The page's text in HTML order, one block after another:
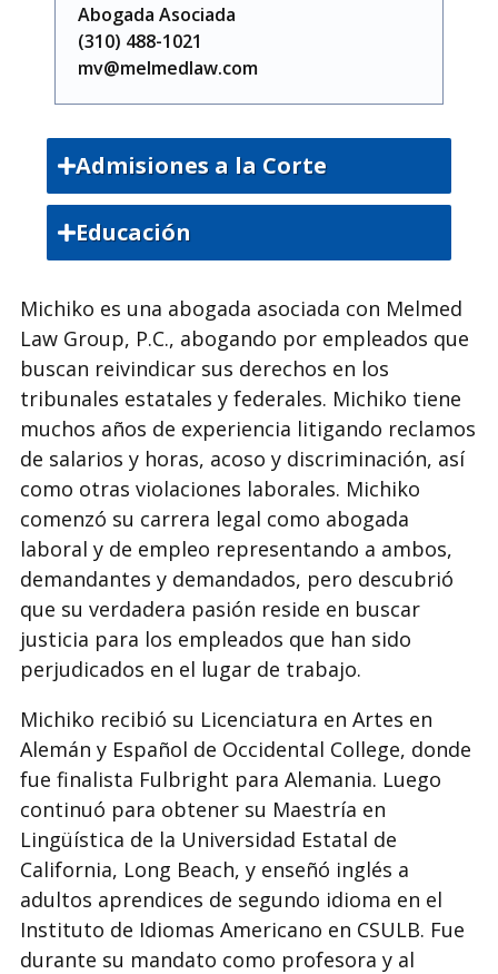
Abogada Asociada
(310) 488-1021
mv@melmedlaw.com
Admisiones a la Corte
State Bar of California
Educación
California State Long Beach, Master's
Degree
Trinity Law School, Juris Doctor
Michiko es una abogada asociada con Melmed
Law Group, P.C., abogando por empleados que
buscan reivindicar sus derechos en los
tribunales estatales y federales. Michiko tiene
muchos años de experiencia litigando reclamos
de salarios y horas, acoso y discriminación, así
como otras violaciones laborales. Michiko
comenzó su carrera legal como abogada
laboral y de empleo representando a ambos,
demandantes y demandados, pero descubrió
que su verdadera pasión reside en buscar
justicia para los empleados que han sido
perjudicados en el lugar de trabajo.
Michiko recibió su Licenciatura en Artes en
Alemán y Español de Occidental College, donde
fue finalista Fulbright para Alemania. Luego
continuó para obtener su Maestría en
Lingüística de la Universidad Estatal de
California, Long Beach, y enseñó inglés a
adultos aprendices de segundo idioma en el
Instituto de Idiomas Americano en CSULB. Fue
durante su mandato como profesora y al